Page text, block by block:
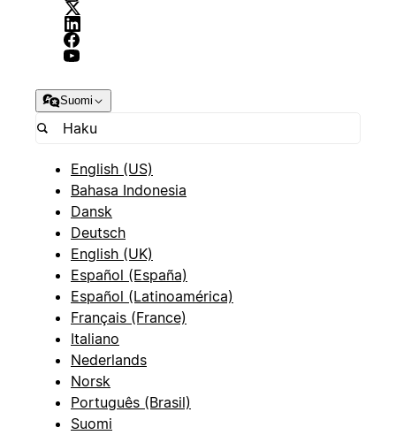
Suomi
English (US)
Bahasa Indonesia
Dansk
Deutsch
English (UK)
Español (España)
Español (Latinoamérica)
Français (France)
Italiano
Nederlands
Norsk
Português (Brasil)
Suomi